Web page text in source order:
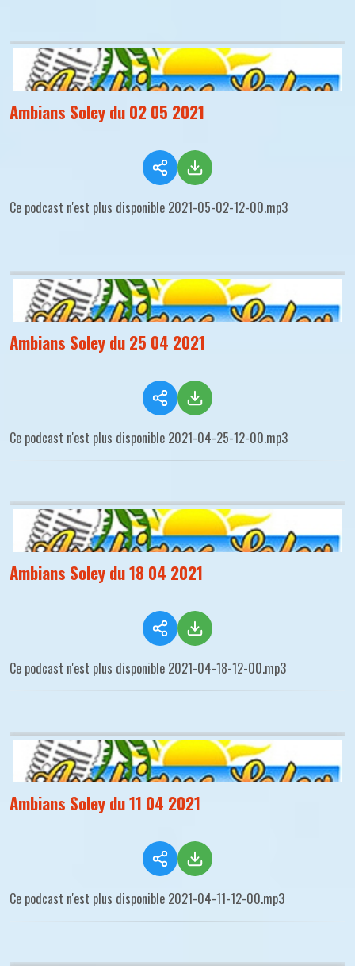
Ambians Soley du 02 05 2021
Ce podcast n'est plus disponible 2021-05-02-12-00.mp3
Ambians Soley du 25 04 2021
Ce podcast n'est plus disponible 2021-04-25-12-00.mp3
Ambians Soley du 18 04 2021
Ce podcast n'est plus disponible 2021-04-18-12-00.mp3
Ambians Soley du 11 04 2021
Ce podcast n'est plus disponible 2021-04-11-12-00.mp3